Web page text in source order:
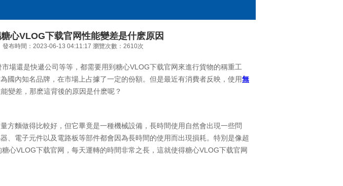
心VLOG下载官网性能變差是什麽原因
發布時間：2023-06-13 04:11:17 瀏覽次數：2610次
場還是快遞公司等等，都需要用到糖心VLOG下载官网來進行貨物的稱重工
國內知名品牌，在市場上占據了一定的份額。但是最近有消費者反映，使用無
變差，那麽這背後的原因是什麽呢？
方麵做得比較好，但它畢竟是一種機械設備，長時間使用自然會出現一些問
、電子元件以及電路板等部件都會因為長時間的使用而出現損耗。特別是像超
心VLOG下载官网，每天運轉的時間非常之長，這就使得糖心VLOG下载官网